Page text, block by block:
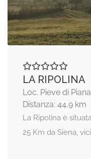
LA RIPOLINA
Loc. Pieve di
Distanza: 44,9 km
La Ripolina è
25 Km da Siena,